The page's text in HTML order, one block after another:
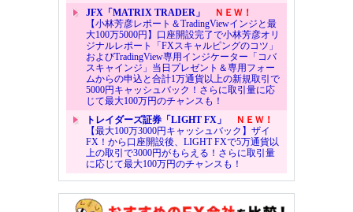
JFX「MATRIX TRADER」
ＮＥＷ！
【小林芳彦レポート＆TradingViewインジと最
大100万5000円】口座開設完了で小林芳彦オリ
ジナルレポート「FXスキャルピングのコツ」
およびTradingView専用インジケーター「コバ
スキャインジ」当日プレゼント＆専用フォー
ムからの申込と合計1万通貨以上の新規取引で
5000円キャッシュバック！さらに取引量に応
じて最大100万円のチャンスも！
トレイダーズ証券「LIGHT FX」
ＮＥＷ！
【最大100万3000円キャッシュバック】ザイ
FX！から口座開設後、LIGHT FXで5万通貨以
上の取引で3000円がもらえる！さらに取引量
に応じて最大100万円のチャンスも！